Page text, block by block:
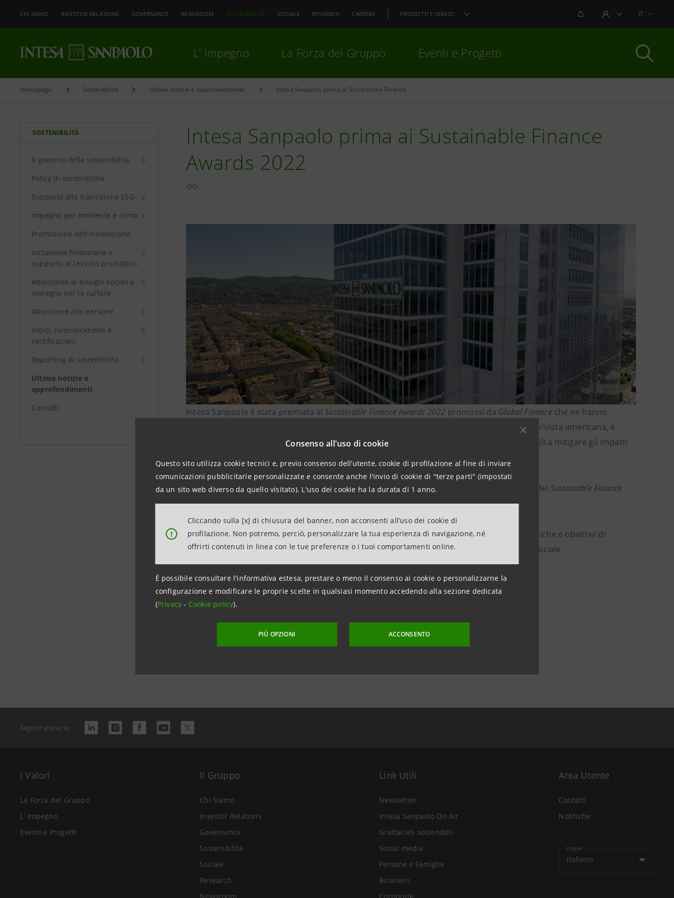
Consenso all'uso di cookie
Questo sito utilizza cookie tecnici e, previo consenso dell’utente, cookie di profilazione al fine di inviare
comunicazioni pubblicitarie personalizzate e consente anche l'invio di cookie di "terze parti" (impostati
da un sito web diverso da quello visitato). L'uso dei cookie ha la durata di 1 anno.
!
Cliccando sulla [x] di chiusura del banner, non acconsenti all’uso dei cookie di
profilazione. Non potremo, perciò, personalizzare la tua esperienza di navigazione, né
offrirti contenuti in linea con le tue preferenze o i tuoi comportamenti online.
È possibile consultare l'informativa estesa, prestare o meno il consenso ai cookie o personalizzarne la
configurazione e modificare le proprie scelte in qualsiasi momento accedendo alla sezione dedicata
(Privacy- Cookie policy).
PIÙ OPZIONI ACCONSENTO
CHI SIAMO INVESTOR RELATIONS GOVERNANCE NEWSROOM SOSTENIBILITÀ SOCIALE RESEARCH CAREERS PRODOTTI E SERVIZI NOTIFICHEAREA UTENTEIT
L’ Impegno La Forza del Gruppo Eventi e Progetti
Homepage Sostenibilità Ultime notizie e approfondimenti Intesa Sanpaolo prima ai Sustainable Finance Awards 2022
SOSTENIBILITÀ
Il governo della sostenibilità
Policy di sostenibilità
Supporto alla transizione ESG
Impegno per ambiente e clima
Promozione dell'innovazione
Inclusione finanziaria e
supporto al tessuto produttivo
Attenzione ai bisogni sociali e
impegno per la cultura
Attenzione alle persone
Indici, riconoscimenti e
certificazioni
Reporting di sostenibilità
Ultime notizie e
approfondimenti
Contatti
Intesa Sanpaolo prima ai Sustainable Finance
Awards 2022
Intesa Sanpaolo è stata premiata ai Sustainable Finance Awards 2022 promossi da Global Finance che ne hanno
riconosciuto la leadership in Italia: il premio, assegnato in 63 diversi Paesi dalla prestigiosa rivista americana, è
dedicato alle istituzioni finanziarie che si distinguono per l’impegno a finanziare iniziative utili a mitigare gli impatti
Anche VUB Bank, subsidiary del Gruppo attiva in Slovacchia, è stata premiata in occasione dei Sustainable Finance
Awards 2022diGlobal Financecome migliore istituzione del Paese in cui opera.
I criteri di valutazione per l’assegnazione dei Sustainable Finance Awards 2022includono politiche e obiettivi di
governance, nonché risultati misurabili nel finanziamento della sostenibilità ambientale e sociale.
Seguici anche su
I Valori
La Forza del Gruppo
L' Impegno
Eventi e Progetti
Il Gruppo
Chi Siamo
Investor Relations
Governance
Sostenibilità
Sociale
Research
Link Utili
Newsletter
Intesa Sanpaolo On Air
Grattacieli sostenibili
Social media
Persone e Famiglie
Business
Area Utente
Contatti
Notifiche
Lingua
Italiano